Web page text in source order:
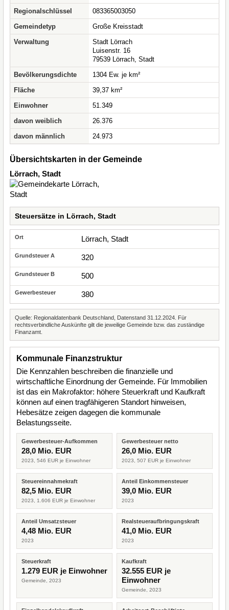
Regionalschlüssel
083365003050
Gemeindetyp
Große Kreisstadt
Verwaltung
Stadt Lörrach
Luisenstr. 16
79539 Lörrach, Stadt
Bevölkerungsdichte
1304 Ew. je km²
Fläche
39,37 km²
Einwohner
51.349
davon weiblich
26.376
davon männlich
24.973
Übersichtskarten in der Gemeinde
Lörrach, Stadt
Steuersätze in Lörrach, Stadt
Lörrach, Stadt
320
500
380
Quelle: Regionaldatenbank Deutschland, Datenstand 31.12.2024. Für
rechtsverbindliche Auskünfte gilt die jeweilige Gemeinde bzw. das zuständige
Finanzamt.
Kommunale Finanzstruktur
Die Kennzahlen beschreiben die finanzielle und
wirtschaftliche Einordnung der Gemeinde. Für Immobilien
ist das ein Makrofaktor: höhere Steuerkraft und Kaufkraft
können auf einen tragfähigeren Standort hinweisen,
Hebesätze zeigen dagegen die kommunale
Belastungsseite.
Gewerbesteuer-Aufkommen
28,0 Mio. EUR
2023, 546 EUR je Einwohner
Gewerbesteuer netto
26,0 Mio. EUR
2023, 507 EUR je Einwohner
Steuereinnahmekraft
82,5 Mio. EUR
2023, 1.606 EUR je Einwohner
Anteil Einkommensteuer
39,0 Mio. EUR
2023
Anteil Umsatzsteuer
4,48 Mio. EUR
2023
Realsteueraufbringungskraft
41,0 Mio. EUR
2023
Steuerkraft
1.279 EUR je Einwohner
Gemeinde, 2023
Kaufkraft
32.555 EUR je
Einwohner
Gemeinde, 2023